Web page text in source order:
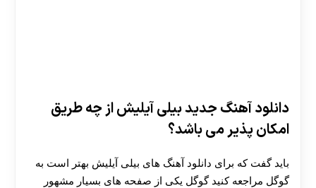
دانلود آهنگ جدید بیلی آیلیش از چه طریق
امکان پذیر می باشد؟
باید گفت که برای دانلود آهنگ های بیلی آیلیش بهتر است به
گوگل مراجعه کنید گوگل یکی از صفحه های بسیار مشهور